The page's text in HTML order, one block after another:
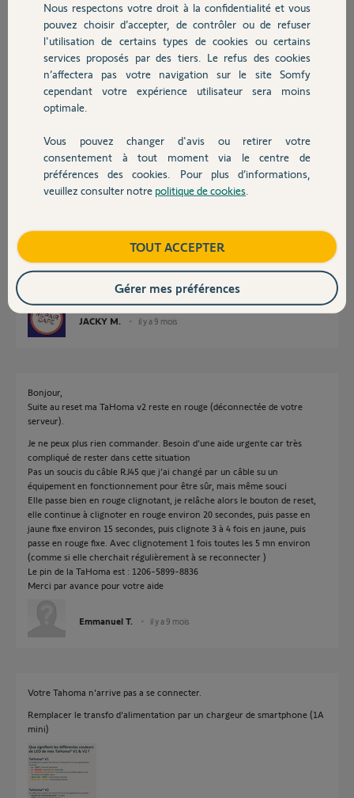
Chauffage
Autres produits
Devis avec un pro
Contact
Merci,
Emmanuel T.
il y a 9 mois
Participer au fil de discussion
Réponses
Bonsoir Emmanuel
Il faut que l'information remonte sur les serveurs.
https://forum.somfy.fr/questions/3511201-retex-tahoma-erreur-
JACKY M. il y a 9 mois
Bonjour,
Suite au reset ma TaHoma v2 reste en rouge (déconnectée de votre
serveur).
Je ne peux plus rien commander. Besoin d’une aide urgente car très
compliqué de rester dans cette situation
Pas un soucis du câble RJ45 que j’ai changé par un câble su un
équipement en fonctionnement pour être sûr, mais même souci
Elle passe bien en rouge clignotant, je relâche alors le bouton de reset,
elle continue à clignoter en rouge environ 20 secondes, puis passe en
jaune fixe environ 15 secondes, puis clignote 3 à 4 fois en jaune, puis
passe en rouge fixe. Avec clignotement 1 fois toutes les 5 mn environ
(comme si elle cherchait régulièrement à se reconnecter )
Le pin de la TaHoma est : 1206-5899-8836
Merci par avance pour votre aide
Emmanuel T. il y a 9 mois
Votre Tahoma n'arrive pas a se connecter.
Remplacer le transfo d'alimentation par un chargeur de smartphone (1A
mini)
Nous respectons votre droit à la confidentialité et vous
pouvez choisir d’accepter, de contrôler ou de refuser
l'utilisation de certains types de cookies ou certains
services proposés par des tiers. Le refus des cookies
n’affectera pas votre navigation sur le site Somfy
cependant votre expérience utilisateur sera moins
optimale.
Vous pouvez changer d'avis ou retirer votre
consentement à tout moment via le centre de
préférences des cookies. Pour plus d’informations,
veuillez consulter notre politique de cookies
TOUT ACCEPTER
Gérer mes préférences